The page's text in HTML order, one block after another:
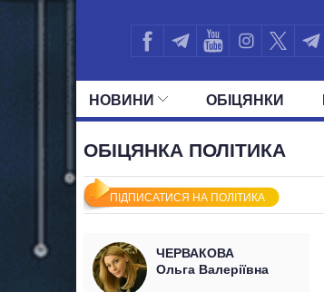
НОВИНИ ОБIЦЯНКИ
ОБІЦЯНКА ПОЛІТИКА
ПІДПИСАТИСЯ НА ПОЛІТИКА
ЧЕРВАКОВА
Ольга Валеріївна